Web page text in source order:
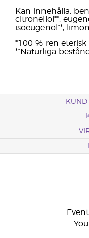
Kan innehålla:
citronellol**,
isoeugenol**,
*100 % ren eterisk
**Naturliga